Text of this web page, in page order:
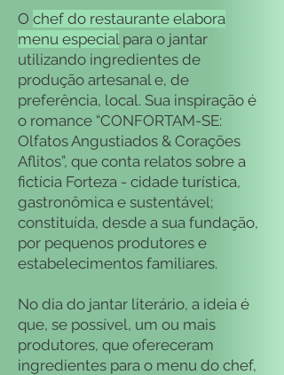
O chef do restaurante elabora
menu especialpara o jantar
utilizando ingredientes de
produção artesanal e, de
preferência, local. Sua inspiração é
o romance “CONFORTAM-SE:
Olfatos Angustiados & Corações
Aflitos”, que conta relatos sobre a
fictícia Forteza - cidade turística,
gastronômica e sustentável;
constituída, desde a sua fundação,
por pequenos produtores e
estabelecimentos familiares.
No dia do jantar literário, a ideia é
que, se possível, um ou mais
produtores, que ofereceram
ingredientes para o menu do chef,